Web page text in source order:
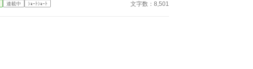
まう。
連載中 ｼｮｰﾄｼｮｰﾄ 文字数：8,501